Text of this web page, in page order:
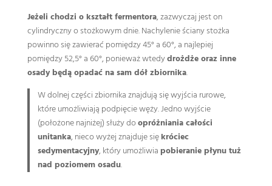
Jeżeli chodzi o kształt fermentora, zazwyczaj jest on
cylindryczny o stożkowym dnie. Nachylenie ściany stożka
powinno się zawierać pomiędzy 45° a 60°, a najlepiej
pomiędzy 52,5° a 60°, ponieważ wtedydrożdże oraz inne
osady będą opadać na sam dół zbiornika.
W dolnej części zbiornika znajdują się wyjścia rurowe,
które umożliwiają podpięcie węży. Jedno wyjście
(położone najniżej) służy doopróżniania całości
unitanka, nieco wyżej znajduje siękróciec
sedymentacyjny, który umożliwiapobieranie płynu tuż
nad poziomem osadu.